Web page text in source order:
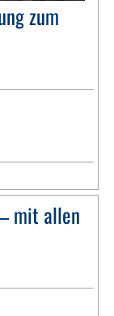
zum
mit allen